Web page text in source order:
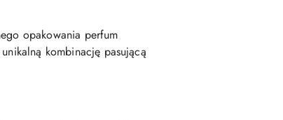
opakowania perfum
kombinację pasującą